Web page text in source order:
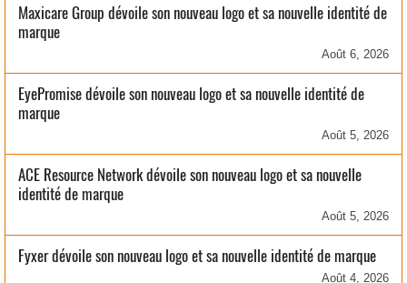
Maxicare Group dévoile son nouveau logo et sa nouvelle identité de
marque
Août 6, 2026
EyePromise dévoile son nouveau logo et sa nouvelle identité de
marque
Août 5, 2026
ACE Resource Network dévoile son nouveau logo et sa nouvelle
identité de marque
Août 5, 2026
Fyxer dévoile son nouveau logo et sa nouvelle identité de marque
Août 4, 2026